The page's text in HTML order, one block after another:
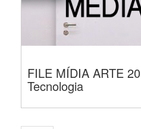
FILE MÍDIA ARTE
Tecnologia